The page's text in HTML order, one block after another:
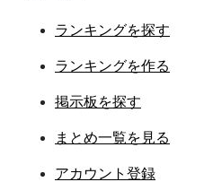
ランキングを探す
ランキングを作る
掲示板を探す
まとめ一覧を見る
アカウント登録